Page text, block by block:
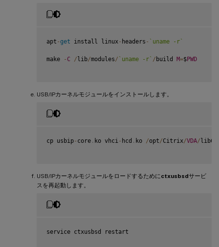
apt -get install linux- headers - ` uname -r `
make - C / lib/modules/ ` uname -r ` / build M=$PWD
USB/IPカーネルモジュールをインストールします。
cp usbip- core . ko vhci- hcd . ko /opt/Citrix/VDA/ lib64
USB/IPカーネルモジュールをロードするためにctxusbsdサービ
スを再起動します。
service ctxusbsd restart